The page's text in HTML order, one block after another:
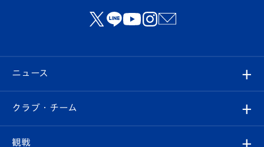
ニュース
すべて
クラブ・チーム
観戦